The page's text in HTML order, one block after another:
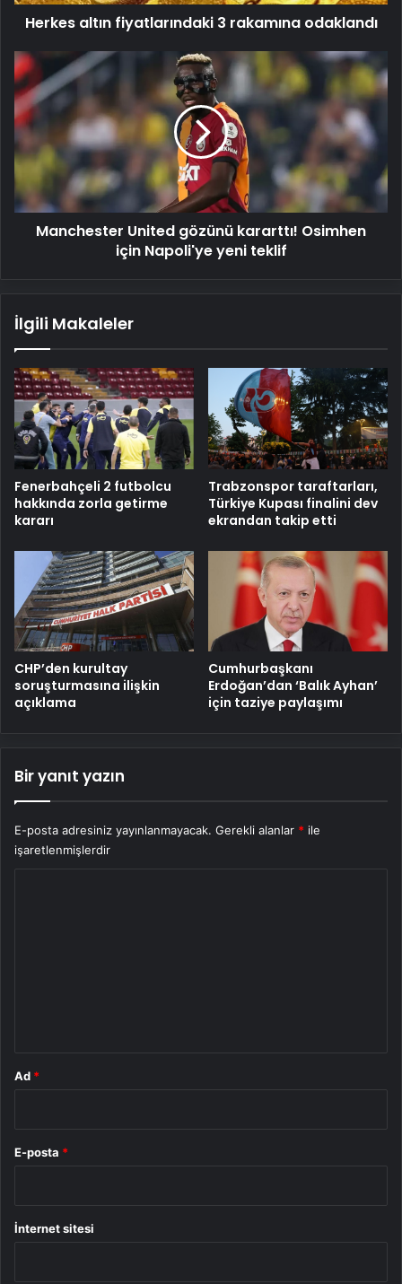
Herkes altın fiyatlarındaki 3 rakamına odaklandı
Manchester
United
gözünü
kararttı!
Osimhen
için
Napoli'ye
yeni
teklif
Manchester United gözünü kararttı! Osimhen
için Napoli'ye yeni teklif
İlgili Makaleler
Fenerbahçeli 2 futbolcu
hakkında zorla getirme
kararı
Trabzonspor taraftarları,
Türkiye Kupası finalini dev
ekrandan takip etti
CHP’den kurultay
soruşturmasına ilişkin
açıklama
Cumhurbaşkanı
Erdoğan’dan ‘Balık Ayhan’
için taziye paylaşımı
Bir yanıt yazın
E-posta adresiniz yayınlanmayacak. Gerekli alanlar * ile
işaretlenmişlerdir
Ad *
E-posta *
İnternet sitesi